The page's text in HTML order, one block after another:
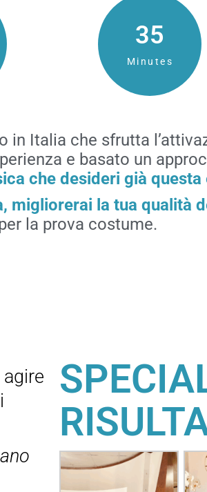
34
Minutes
in Italia che sfrutta
e basato un
che desideri già questa
migliorerai la tua qualità
la prova costume.